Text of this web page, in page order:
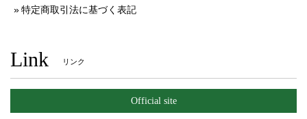
特定商取引法に基づく表記
Link リンク
Official site